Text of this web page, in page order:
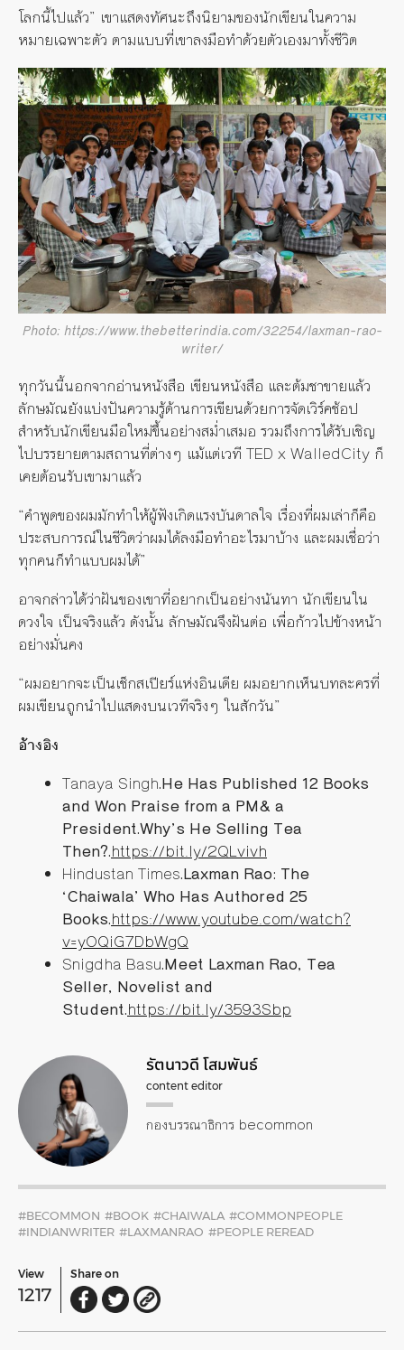
โลกนี้ไปแล้ว” เขาแสดงทัศนะถึงนิยามของนักเขียนในความ
หมายเฉพาะตัว ตามแบบที่เขาลงมือทำด้วยตัวเองมาทั้งชีวิต
Photo: https://www.thebetterindia.com/32254/laxman-rao-
writer/
ทุกวันนี้นอกจากอ่านหนังสือ เขียนหนังสือ และต้มชาขายแล้ว
ลักษมัณยังแบ่งปันความรู้ด้านการเขียนด้วยการจัดเวิร์คช้อป
สำหรับนักเขียนมือใหม่ขึ้นอย่างสม่ำเสมอ รวมถึงการได้รับเชิญ
ไปบรรยายตามสถานที่ต่างๆ แม้แต่เวที TED x WalledCity ก็
เคยต้อนรับเขามาแล้ว
“คำพูดของผมมักทำให้ผู้ฟังเกิดแรงบันดาลใจ เรื่องที่ผมเล่าก็คือ
ประสบการณ์ในชีวิตว่าผมได้ลงมือทำอะไรมาบ้าง และผมเชื่อว่า
ทุกคนก็ทำแบบผมได้”
อาจกล่าวได้ว่าฝันของเขาที่อยากเป็นอย่างนันทา นักเขียนใน
ดวงใจ เป็นจริงแล้ว ดังนั้น ลักษมัณจึงฝันต่อ เพื่อก้าวไปข้างหน้า
อย่างมั่นคง
“ผมอยากจะเป็นเช็กสเปียร์แห่งอินเดีย ผมอยากเห็นบทละครที่
ผมเขียนถูกนำไปแสดงบนเวทีจริงๆ ในสักวัน”
อ้างอิง
Tanaya Singh.He Has Published 12 Books
and Won Praise from a PM& a
President.Why’s He Selling Tea
Then?.https://bit.ly/2QLvivh
Hindustan Times.Laxman Rao: The
‘Chaiwala’ Who Has Authored 25
Books.https://www.youtube.com/watch?
v=yOQiG7DbWgQ
Snigdha Basu.Meet Laxman Rao, Tea
Seller, Novelist and
Student.https://bit.ly/3593Sbp
รัตนาวดี โสมพันธ์
content editor
กองบรรณาธิการ becommon
#BECOMMON #BOOK #CHAIWALA #COMMONPEOPLE
#INDIANWRITER #LAXMANRAO #PEOPLE REREAD
View
1217
Share on